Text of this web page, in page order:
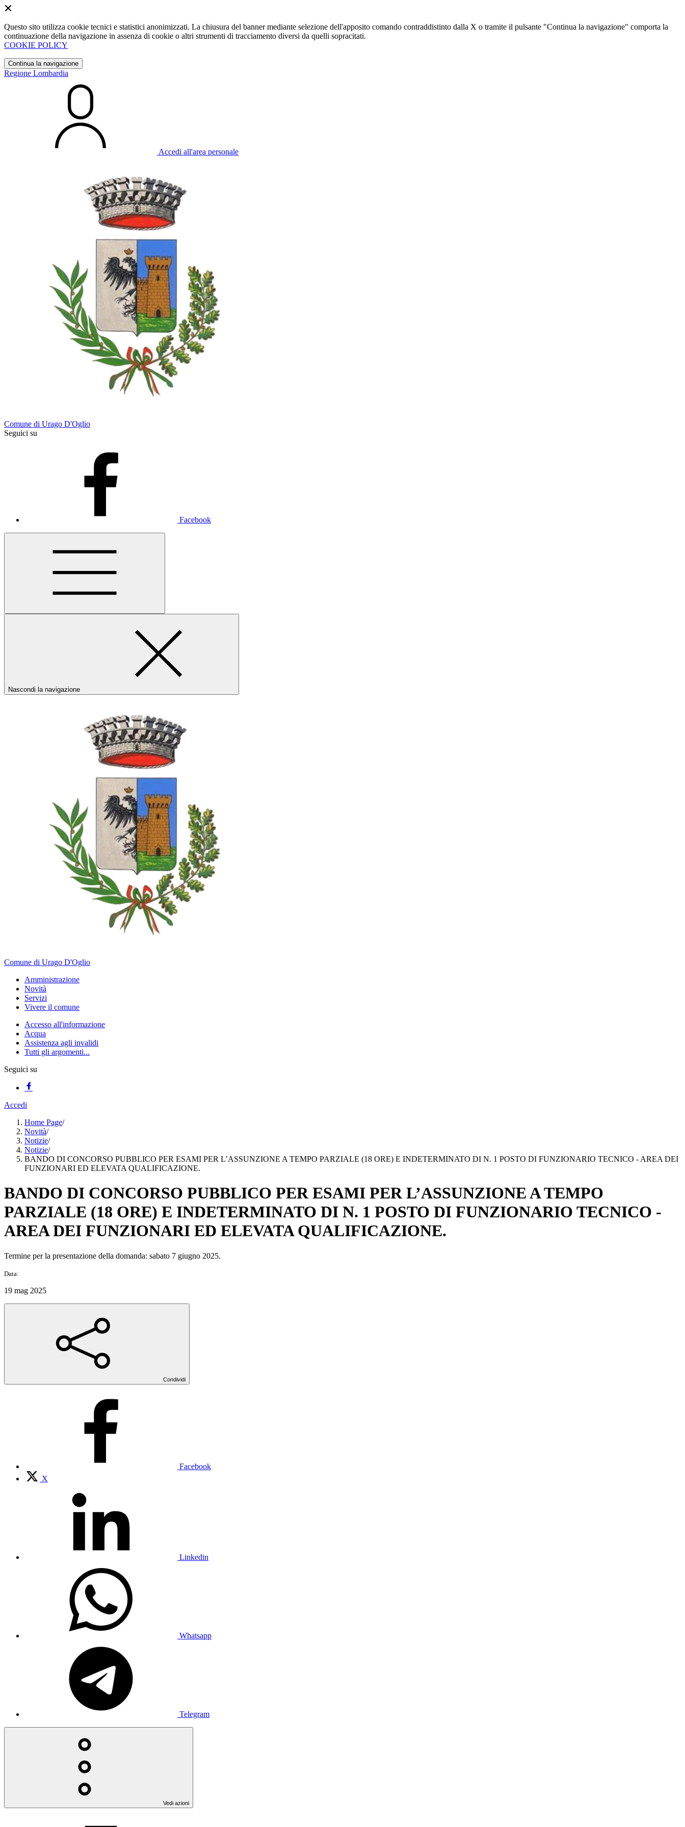
Questo sito utilizza cookie tecnici e statistici anonimizzati. La chiusura del banner mediante selezione dell'apposito comando contraddistinto dalla X o tramite il pulsante "Continua la navigazione" comporta la
continuazione della navigazione in assenza di cookie o altri strumenti di tracciamento diversi da quelli sopracitati.
COOKIE POLICY
Continua la navigazione
Regione Lombardia
Accedi all'area personale
Comune di Urago D'Oglio
Seguici su
Facebook
Nascondi la navigazione
Comune di Urago D'Oglio
Amministrazione
Novità
Servizi
Vivere il comune
Accesso all'informazione
Acqua
Assistenza agli invalidi
Tutti gli argomenti...
Seguici su
Accedi
Home Page/
Novità/
Notizie/
Notizie/
BANDO DI CONCORSO PUBBLICO PER ESAMI PER L’ASSUNZIONE A TEMPO PARZIALE (18 ORE) E INDETERMINATO DI N. 1 POSTO DI FUNZIONARIO TECNICO - AREA DEI
FUNZIONARI ED ELEVATA QUALIFICAZIONE.
BANDO DI CONCORSO PUBBLICO PER ESAMI PER L’ASSUNZIONE A TEMPO
PARZIALE (18 ORE) E INDETERMINATO DI N. 1 POSTO DI FUNZIONARIO TECNICO -
AREA DEI FUNZIONARI ED ELEVATA QUALIFICAZIONE.
Termine per la presentazione della domanda: sabato 7 giugno 2025.
Data:
19 mag 2025
Condividi
Facebook
X
Linkedin
Whatsapp
Telegram
Vedi azioni